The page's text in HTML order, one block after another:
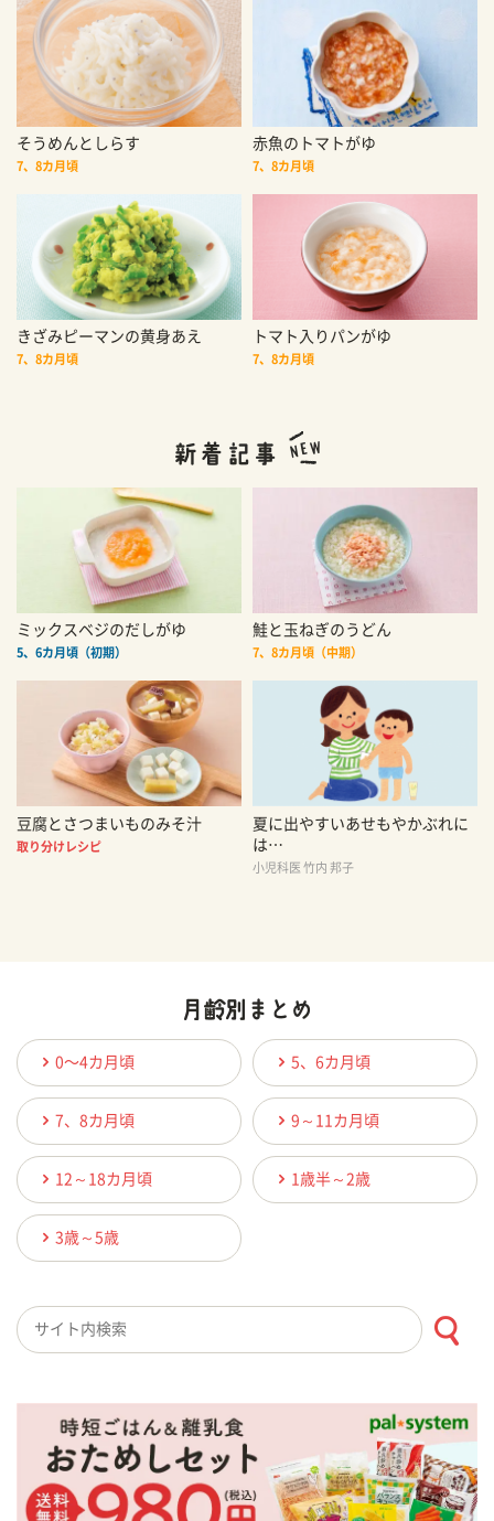
そうめんとしらす
7、8カ月頃
赤魚のトマトがゆ
7、8カ月頃
きざみピーマンの黄身あえ
7、8カ月頃
トマト入りパンがゆ
7、8カ月頃
ミックスベジのだしがゆ
5、6カ月頃（初期）
鮭と玉ねぎのうどん
7、8カ月頃（中期）
豆腐とさつまいものみそ汁
取り分けレシピ
夏に出やすいあせもやかぶれに
は…
小児科医 竹内 邦子
0〜4カ月頃 5、6カ月頃
7、8カ月頃 9～11カ月頃
12～18カ月頃 1歳半～2歳
3歳～5歳
検索キーワード入力